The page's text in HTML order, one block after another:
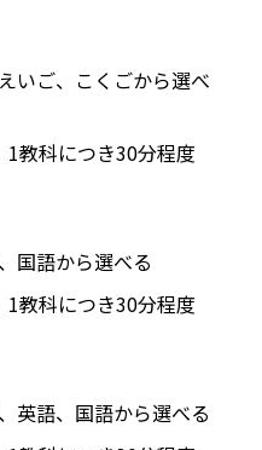
いご、こくごから選べ
教科につき30分程度
国語から選べる
教科につき30分程度
英語、国語から選べる